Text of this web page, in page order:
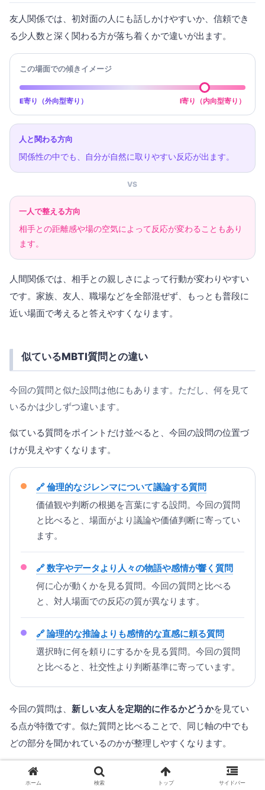
友人関係では、初対面の人にも話しかけやすいか、信頼でき
る少人数と深く関わる方が落ち着くかで違いが出ます。
この場面での傾きイメージ
E寄り（外向型寄り） I寄り（内向型寄り）
人と関わる方向
関係性の中でも、自分が自然に取りやすい反応が出ます。
VS
一人で整える方向
相手との距離感や場の空気によって反応が変わることもあり
ます。
人間関係では、相手との親しさによって行動が変わりやすい
です。家族、友人、職場などを全部混ぜず、もっとも普段に
近い場面で考えると答えやすくなります。
似ているMBTI質問との違い
今回の質問と似た設問は他にもあります。ただし、何を見て
いるかは少しずつ違います。
似ている質問をポイントだけ並べると、今回の設問の位置づ
けが見えやすくなります。
倫理的なジレンマについて議論する質問
価値観や判断の根拠を言葉にする設問。今回の質問
と比べると、場面がより議論や価値判断に寄ってい
ます。
数字やデータより人々の物語や感情が響く質問
何に心が動くかを見る質問。今回の質問と比べる
と、対人場面での反応の質が異なります。
論理的な推論よりも感情的な直感に頼る質問
選択時に何を頼りにするかを見る質問。今回の質問
と比べると、社交性より判断基準に寄っています。
今回の質問は、 新しい友人を定期的に作るかどうかを見てい
る点が特徴です。似た質問と比べることで、同じ軸の中でも
どの部分を聞かれているのかが整理しやすくなります。
よくある質問
ホーム 検索 トップ サイドバー